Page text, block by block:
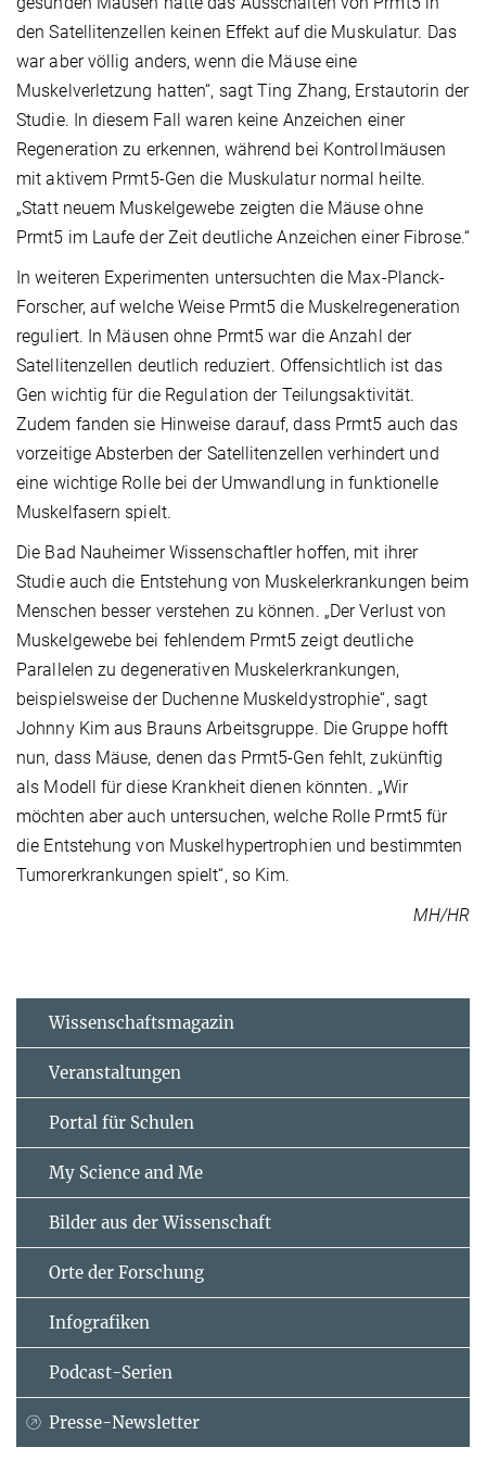
den Satellitenzellen keinen Effekt auf die Muskulatur. Das
war aber völlig anders, wenn die Mäuse eine
Muskelverletzung hatten“, sagt Ting Zhang, Erstautorin der
Studie. In diesem Fall waren keine Anzeichen einer
Regeneration zu erkennen, während bei Kontrollmäusen
mit aktivem Prmt5-Gen die Muskulatur normal heilte.
„Statt neuem Muskelgewebe zeigten die Mäuse ohne
Prmt5 im Laufe der Zeit deutliche Anzeichen einer Fibrose.“
In weiteren Experimenten untersuchten die Max-Planck-
Forscher, auf welche Weise Prmt5 die Muskelregeneration
reguliert. In Mäusen ohne Prmt5 war die Anzahl der
Satellitenzellen deutlich reduziert. Offensichtlich ist das
Gen wichtig für die Regulation der Teilungsaktivität.
Zudem fanden sie Hinweise darauf, dass Prmt5 auch das
vorzeitige Absterben der Satellitenzellen verhindert und
eine wichtige Rolle bei der Umwandlung in funktionelle
Muskelfasern spielt.
Die Bad Nauheimer Wissenschaftler hoffen, mit ihrer
Studie auch die Entstehung von Muskelerkrankungen beim
Menschen besser verstehen zu können. „Der Verlust von
Muskelgewebe bei fehlendem Prmt5 zeigt deutliche
Parallelen zu degenerativen Muskelerkrankungen,
beispielsweise der Duchenne Muskeldystrophie“, sagt
Johnny Kim aus Brauns Arbeitsgruppe. Die Gruppe hofft
nun, dass Mäuse, denen das Prmt5-Gen fehlt, zukünftig
als Modell für diese Krankheit dienen könnten. „Wir
möchten aber auch untersuchen, welche Rolle Prmt5 für
die Entstehung von Muskelhypertrophien und bestimmten
Tumorerkrankungen spielt“, so Kim.
MH/HR
Wissenschaftsmagazin
Veranstaltungen
Portal für Schulen
My Science and Me
Bilder aus der Wissenschaft
Orte der Forschung
Infografiken
Podcast-Serien
Presse-Newsletter